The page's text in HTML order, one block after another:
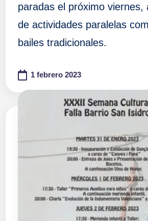
paradas el próximo viernes,
de actividades paralelas
bailes tradicionales.
1 febrero 2023